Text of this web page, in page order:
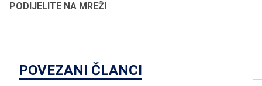
PODIJELITE NA MREŽI
POVEZANI ČLANCI